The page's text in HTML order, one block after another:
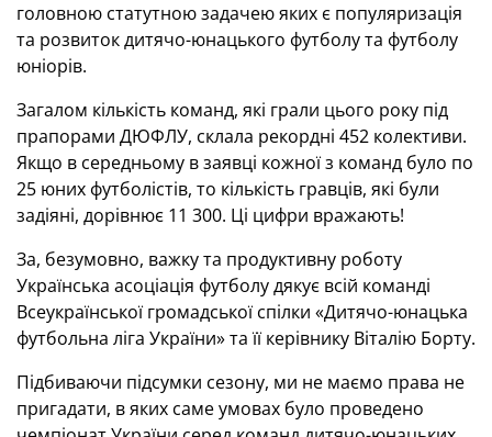
головною статутною задачею яких є популяризація
та розвиток дитячо-юнацького футболу та футболу
юніорів.
Загалом кількість команд, які грали цього року під
прапорами ДЮФЛУ, склала рекордні 452 колективи.
Якщо в середньому в заявці кожної з команд було по
25 юних футболістів, то кількість гравців, які були
задіяні, дорівнює 11 300. Ці цифри вражають!
За, безумовно, важку та продуктивну роботу
Українська асоціація футболу дякує всій команді
Всеукраїнської громадської спілки «Дитячо-юнацька
футбольна ліга України» та її керівнику Віталію Борту.
Підбиваючи підсумки сезону, ми не маємо права не
пригадати, в яких саме умовах було проведено